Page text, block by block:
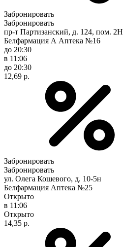
Забронировать
Забронировать
пр-т Партизанский, д. 124, пом. 2Н
Белфармация А Аптека №16
до 20:30
в 11:06
до 20:30
12,69 р.
Забронировать
Забронировать
ул. Олега Кошевого, д. 10-5н
Белфармация Аптека №25
Открыто
в 11:06
Открыто
14,35 р.